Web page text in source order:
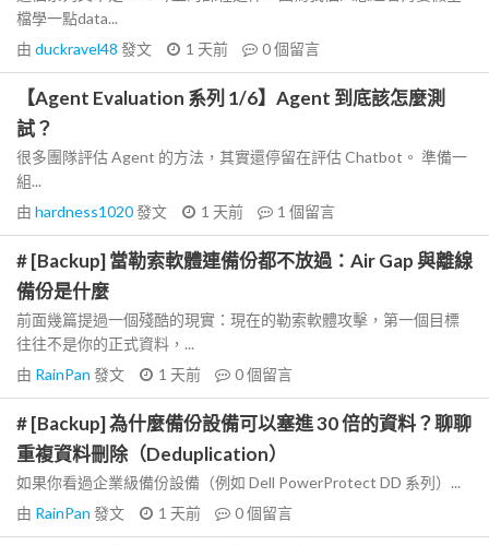
檔學一點data...
由 duckravel48 發文 1 天前 0個留言
【Agent Evaluation 系列 1/6】Agent 到底該怎麼測
試？
很多團隊評估 Agent 的方法，其實還停留在評估 Chatbot。 準備一
組...
由 hardness1020發文 1 天前 1 個留言
# [Backup] 當勒索軟體連備份都不放過：Air Gap 與離線
備份是什麼
前面幾篇提過一個殘酷的現實：現在的勒索軟體攻擊，第一個目標
往往不是你的正式資料，...
由 RainPan 發文 1 天前 0個留言
# [Backup] 為什麼備份設備可以塞進 30 倍的資料？聊聊
重複資料刪除（Deduplication）
如果你看過企業級備份設備（例如 Dell PowerProtect DD 系列）...
由 RainPan 發文 1 天前 0個留言